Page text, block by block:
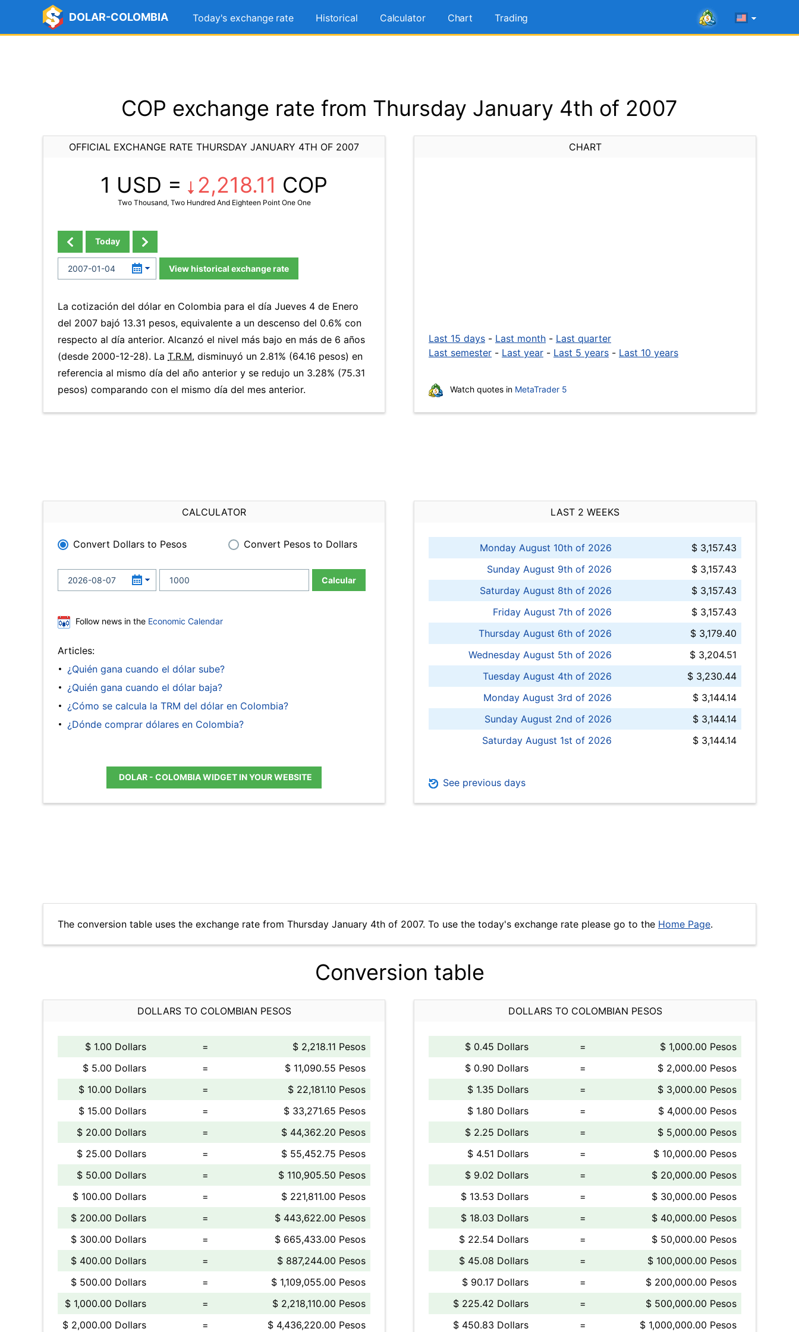
DOLAR-COLOMBIA Today's exchange rate Historical Calculator Chart Trading
COP exchange rate from Thursday January 4th of 2007
OFFICIAL EXCHANGE RATE THURSDAY JANUARY 4TH OF 2007
1 USD = 2,218.11 COP
Two Thousand, Two Hundred And Eighteen Point One One
Today
View historical exchange rate
La cotización del dólar en Colombia para el día Jueves 4 de Enero
del 2007 bajó 13.31 pesos, equivalente a un descenso del 0.6% con
respecto al día anterior. Alcanzó el nivel más bajo en más de 6 años
(desde 2000-12-28). La T.R.M. disminuyó un 2.81% (64.16 pesos) en
referencia al mismo día del año anterior y se redujo un 3.28% (75.31
pesos) comparando con el mismo día del mes anterior.
CHART
Last 15 days - Last month - Last quarter
Last semester - Last year - Last 5 years - Last 10 years
Watch quotes in MetaTrader 5
CALCULATOR
Convert Dollars to Pesos Convert Pesos to Dollars
Calcular
Follow news in the Economic Calendar
Articles:
¿Quién gana cuando el dólar sube?
¿Quién gana cuando el dólar baja?
¿Cómo se calcula la TRM del dólar en Colombia?
¿Dónde comprar dólares en Colombia?
DOLAR - COLOMBIA WIDGET IN YOUR WEBSITE
LAST 2 WEEKS
Monday August 10th of 2026
$ 3,157.43
Sunday August 9th of 2026
$ 3,157.43
Saturday August 8th of 2026
$ 3,157.43
Friday August 7th of 2026
$ 3,157.43
Thursday August 6th of 2026
$ 3,179.40
Wednesday August 5th of 2026
$ 3,204.51
Tuesday August 4th of 2026
$ 3,230.44
Monday August 3rd of 2026
$ 3,144.14
Sunday August 2nd of 2026
$ 3,144.14
Saturday August 1st of 2026
$ 3,144.14
See previous days
The conversion table uses the exchange rate from Thursday January 4th of 2007. To use the today's exchange rate please go to the Home Page.
Conversion table
DOLLARS TO COLOMBIAN PESOS
$ 1.00 Dollars =
$ 2,218.11 Pesos
$ 5.00 Dollars
=
$ 11,090.55 Pesos
$ 10.00 Dollars
=
$ 22,181.10 Pesos
$ 15.00 Dollars
=
$ 33,271.65 Pesos
$ 20.00 Dollars
=
$ 44,362.20 Pesos
$ 25.00 Dollars
=
$ 55,452.75 Pesos
$ 50.00 Dollars
=
$ 110,905.50 Pesos
$ 100.00 Dollars
=
$ 221,811.00 Pesos
$ 200.00 Dollars
=
$ 443,622.00 Pesos
$ 300.00 Dollars
=
$ 665,433.00 Pesos
$ 400.00 Dollars
=
$ 887,244.00 Pesos
$ 500.00 Dollars
=
$ 1,109,055.00 Pesos
$ 1,000.00 Dollars
=
$ 2,218,110.00 Pesos
$ 2,000.00 Dollars
= $ 4,436,220.00 Pesos
DOLLARS TO COLOMBIAN PESOS
$ 0.45 Dollars =
$ 1,000.00 Pesos
$ 0.90 Dollars
=
$ 2,000.00 Pesos
$ 1.35 Dollars
=
$ 3,000.00 Pesos
$ 1.80 Dollars
=
$ 4,000.00 Pesos
$ 2.25 Dollars
=
$ 5,000.00 Pesos
$ 4.51 Dollars
=
$ 10,000.00 Pesos
$ 9.02 Dollars
=
$ 20,000.00 Pesos
$ 13.53 Dollars
=
$ 30,000.00 Pesos
$ 18.03 Dollars
=
$ 40,000.00 Pesos
$ 22.54 Dollars
=
$ 50,000.00 Pesos
$ 45.08 Dollars
=
$ 100,000.00 Pesos
$ 90.17 Dollars
=
$ 200,000.00 Pesos
$ 225.42 Dollars
=
$ 500,000.00 Pesos
$ 450.83 Dollars
= $ 1,000,000.00 Pesos